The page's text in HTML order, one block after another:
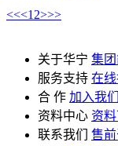
<<<1 2>>>
关于华宁 集
服务支持 在
合 作 加入我们
资料中心 资
联系我们
售